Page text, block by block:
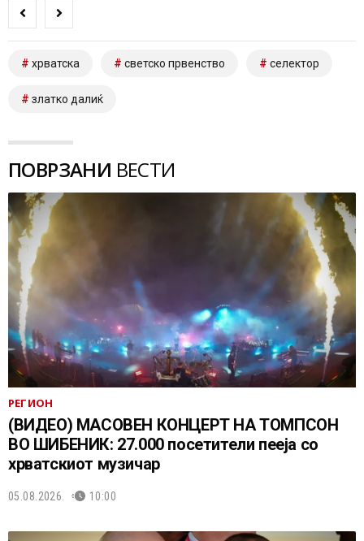
хрватска светско првенство селектор
златко далиќ
ПОВРЗАНИ ВЕСТИ
РЕГИОН
(ВИДЕО) МАСОВЕН КОНЦЕРТ НА ТОМПСОН
ВО ШИБЕНИК: 27.000 посетители пееја со
хрватскиот музичар
05.08.2026. 10:00